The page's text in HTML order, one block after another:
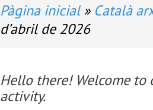
Pàgina inicial
Català
d’abril de 2026
Hello there! Welcome
activity.